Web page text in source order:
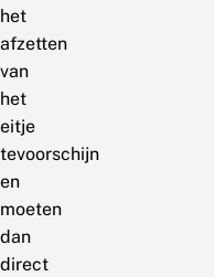
het
afzetten
van
het
eitje
tevoorschijn
en
moeten
dan
direct